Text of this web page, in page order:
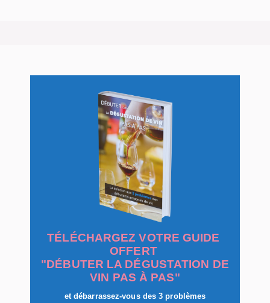
TÉLÉCHARGEZ VOTRE GUIDE
OFFERT
"DÉBUTER LA DÉGUSTATION DE
VIN PAS À PAS"
et débarrassez-vous des 3 problèmes